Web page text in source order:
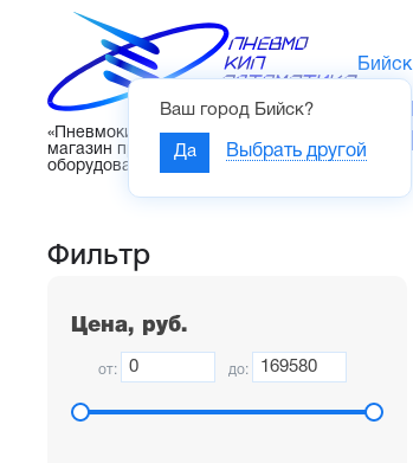
«Пневмокипавтоматика» – интернет-
магазин промышленного
оборудования
Бийск
Ваш город Бийск?
Да Выбрать другой
Фильтр
Цена, руб.
от: до: